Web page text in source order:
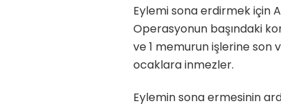
Eylemi sona erdirmek için
Operasyonun başındaki
ve 1 memurun işlerine son
ocaklara inmezler.
Eylemin sona ermesinin